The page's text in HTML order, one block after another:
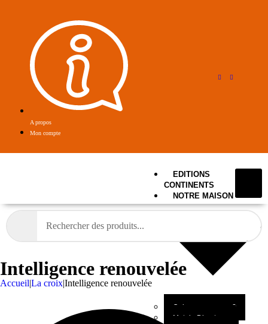
A propos
Mon compte
EDITIONS
CONTINENTS
NOTRE MAISON
Qui sommes-nous?
Mot du Directeur
Intelligence renouvelée
Accueil|La croix|Intelligence renouvelée